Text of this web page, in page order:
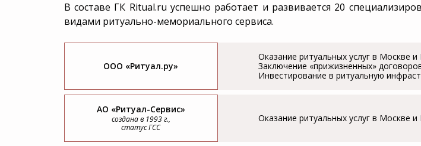
В составе ГК Ritual.ru успешно работает и развивается 20
видами ритуально-мемориального сервиса.
ООО «Ритуал.ру»
Оказание ритуальных услуг в Москве
Заключение «прижизненных»
Инвестирование в ритуальную
АО «Ритуал-Сервис»
создана в 1993 г.,
статус ГСС
Оказание ритуальных услуг в Москве